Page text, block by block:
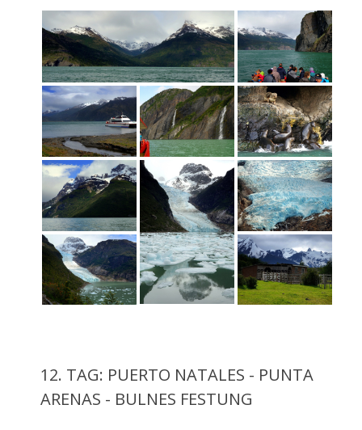
12. TAG: PUERTO NATALES - PUNTA
ARENAS - BULNES FESTUNG